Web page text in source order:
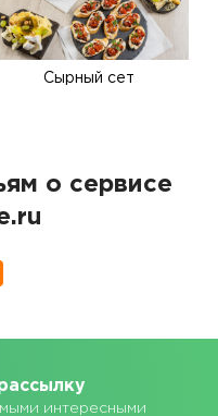
Сырный сет
о сервисе
интересными